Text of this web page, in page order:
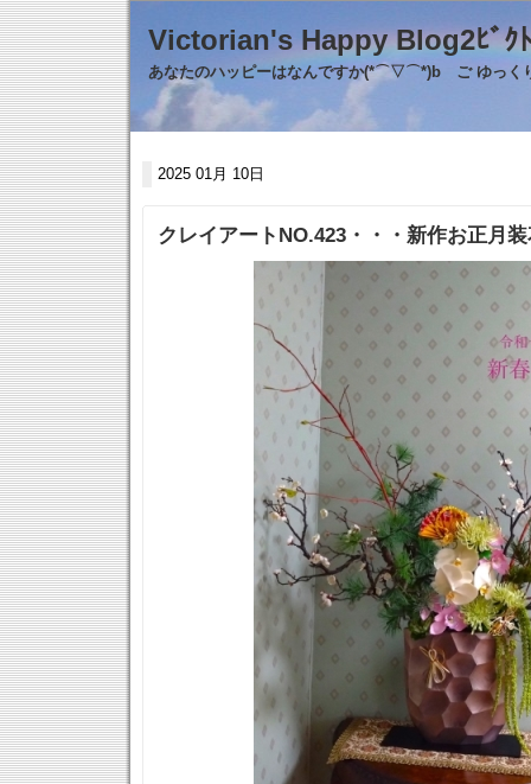
Victorian's Happy
あなたのハッピーはなんですか(*⌒▽⌒*)b ご ゆっく
2025 01月 10日
クレイアートNO.423・・・新作お正月